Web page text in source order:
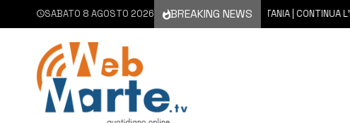
SABATO 8 AGOSTO 2026 BREAKING NEWS
8 AGOSTO 2026 CATANIA | CONTINUA